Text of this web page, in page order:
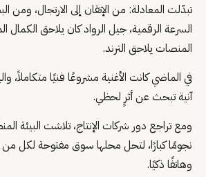
تبدّلت المعادلة: من الإتقان إلى الارتجال، ومن
السرعة الرقمية، جيل الرواد كان يلاحق الكمال
المنصات يلاحق الترند.
في الماضي كانت الأغنية مشروعًا فنيًا متكاملاً،
آنية تبحث عن أثرٍ لحظي.
ومع تراجع دور شركات الإنتاج، تلاشت البيئة
نجومًا كبارًا، لتحل محلها سوق مفتوحة لكل
وهاتفًا ذكيًا.